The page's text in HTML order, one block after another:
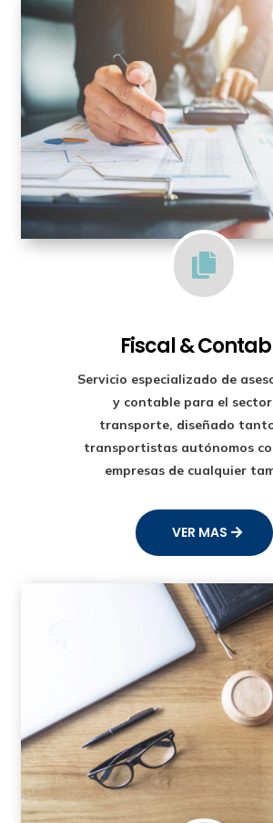

Fiscal &
Servicio especializado de
y contable para el
transporte, diseñado
transportistas autónomos
empresas de cualquier
VER MAS